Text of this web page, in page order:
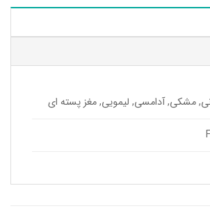
مشکی, آدامسی, لیمویی, مغز پسته ای